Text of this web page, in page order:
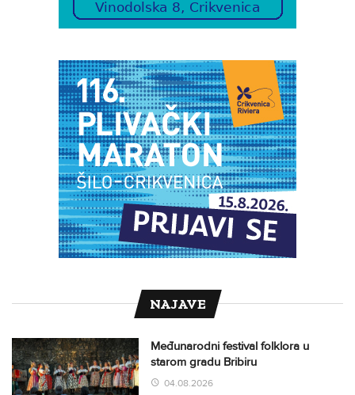
NAJAVE
Međunarodni festival folklora u
starom gradu Bribiru
04.08.2026